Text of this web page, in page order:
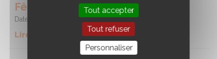
Fête du cheval
Date :
Lire la suite de l'event
Tout accepter
Tout refuser
Personnaliser